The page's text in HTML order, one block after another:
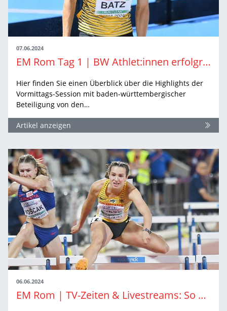
07.06.2024
EM Rom Tag 1 | BW Athlet:innen erfolgreich in den Vorrunden
Hier finden Sie einen Überblick über die Highlights der
Vormittags-Session mit baden-württembergischer
Beteiligung von den…
Artikel anzeigen
06.06.2024
EM Rom | TV-Zeiten & Livestreams: So sehen Sie die Leichtathletik-EM in Rom live